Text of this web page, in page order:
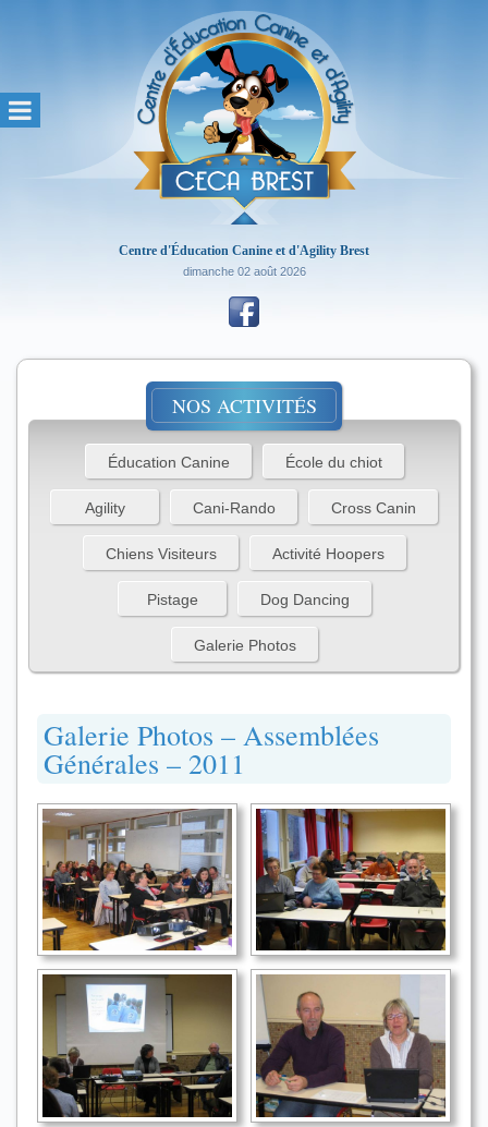
Centre d'Éducation Canine et d'Agility Brest
dimanche 02 août 2026
NOS ACTIVITÉS
Éducation Canine École du chiot
Agility Cani-Rando Cross Canin
Chiens Visiteurs Activité Hoopers
Pistage Dog Dancing
Galerie Photos
Galerie Photos – Assemblées
Générales – 2011